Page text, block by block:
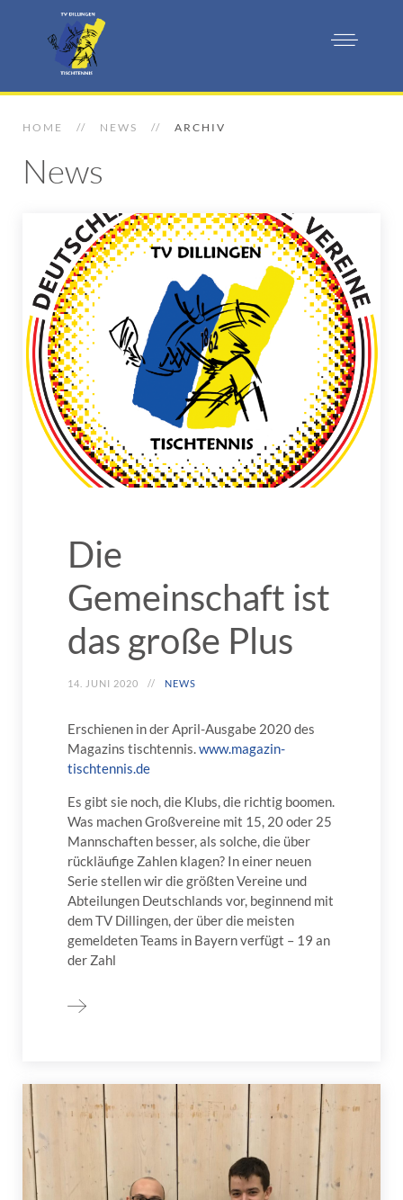
HOME NEWS ARCHIV
News
Die
Gemeinschaft ist
das große Plus
14. JUNI 2020 NEWS
Erschienen in der April-Ausgabe 2020 des
Magazins tischtennis.www.magazin-
tischtennis.de
Es gibt sie noch, die Klubs, die richtig boomen.
Was machen Großvereine mit 15, 20 oder 25
Mannschaften besser, als solche, die über
rückläufige Zahlen klagen? In einer neuen
Serie stellen wir die größten Vereine und
Abteilungen Deutschlands vor, beginnend mit
dem TV Dillingen, der über die meisten
gemeldeten Teams in Bayern verfügt – 19 an
der Zahl